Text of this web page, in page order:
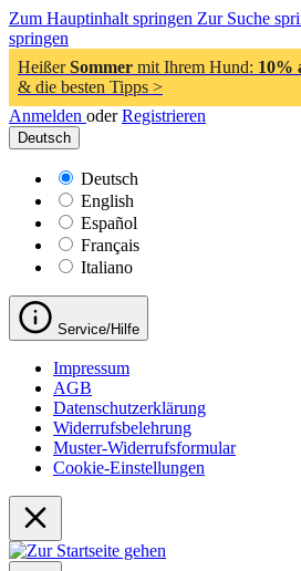
Zum Hauptinhalt springen Zur Suche
springen
HeißerSommer mit Ihrem Hund: 10%
& die besten Tipps >
Anmelden oder Registrieren
Deutsch
Deutsch
English
Español
Français
Italiano
Service/Hilfe
Impressum
AGB
Datenschutzerklärung
Widerrufsbelehrung
Muster-Widerrufsformular
Cookie-Einstellungen